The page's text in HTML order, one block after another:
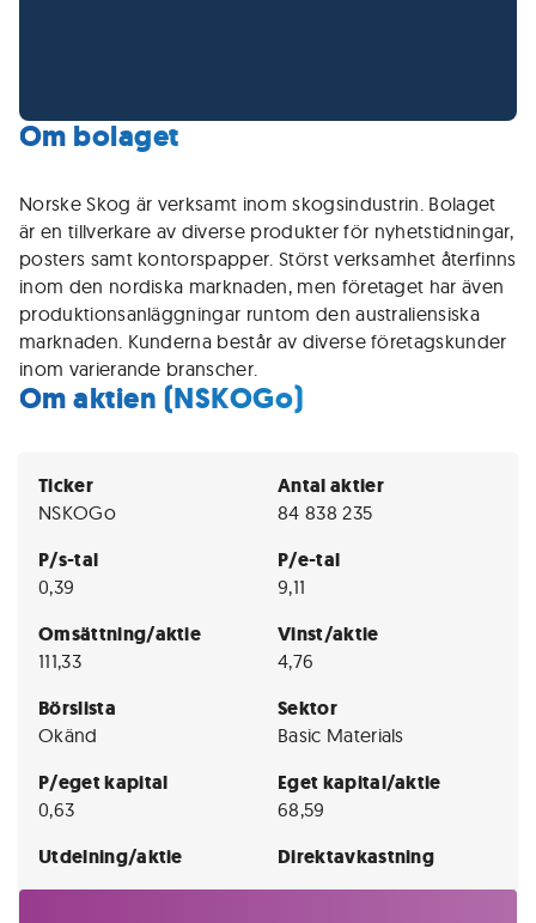
Om bolaget
Norske Skog är verksamt inom skogsindustrin. Bolaget
är en tillverkare av diverse produkter för nyhetstidningar,
posters samt kontorspapper. Störst verksamhet återfinns
inom den nordiska marknaden, men företaget har även
produktionsanläggningar runtom den australiensiska
marknaden. Kunderna består av diverse företagskunder
inom varierande branscher.
Om aktien (NSKOGo)
Ticker
NSKOGo
Antal aktier
84 838 235
P/s-tal
0,39
P/e-tal
9,11
Omsättning/aktie
111,33
Vinst/aktie
4,76
Börslista
Okänd
Sektor
Basic Materials
P/eget kapital
0,63
Eget kapital/aktie
68,59
Utdelning/aktie Direktavkastning